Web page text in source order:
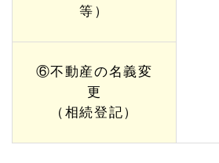
等）
⑥不動産の名義変
更
（相続登記）